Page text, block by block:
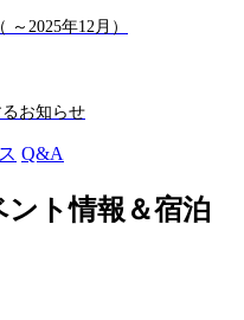
2025年12月）
お知らせ
Q&A
ント情報＆宿泊